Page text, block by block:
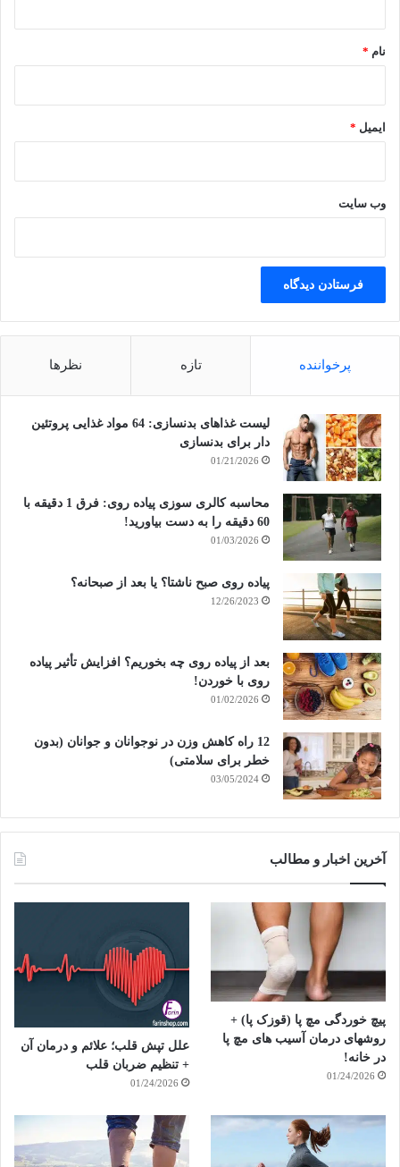
نام *
ایمیل *
وب‌ سایت
پرخواننده تازه نظرها
لیست غذاهای بدنسازی: 64 مواد غذایی پروتئین
دار برای بدنسازی
01/21/2026
محاسبه کالری سوزی پیاده روی: فرق 1 دقیقه با
60 دقیقه را به دست بیاورید!
01/03/2026
پیاده روی صبح ناشتا؟ یا بعد از صبحانه؟
12/26/2023
بعد از پیاده روی چه بخوریم؟ افزایش تأثیر پیاده
روی با خوردن!
01/02/2026
12 راه کاهش وزن در نوجوانان و جوانان (بدون
خطر برای سلامتی)
03/05/2024
آخرین اخبار و مطالب
پیچ خوردگی مچ پا (قوزک پا) +
روشهای درمان آسیب های مچ پا
در خانه!
01/24/2026
علل تپش قلب؛ علائم و درمان آن
+ تنظیم ضربان قلب
01/24/2026